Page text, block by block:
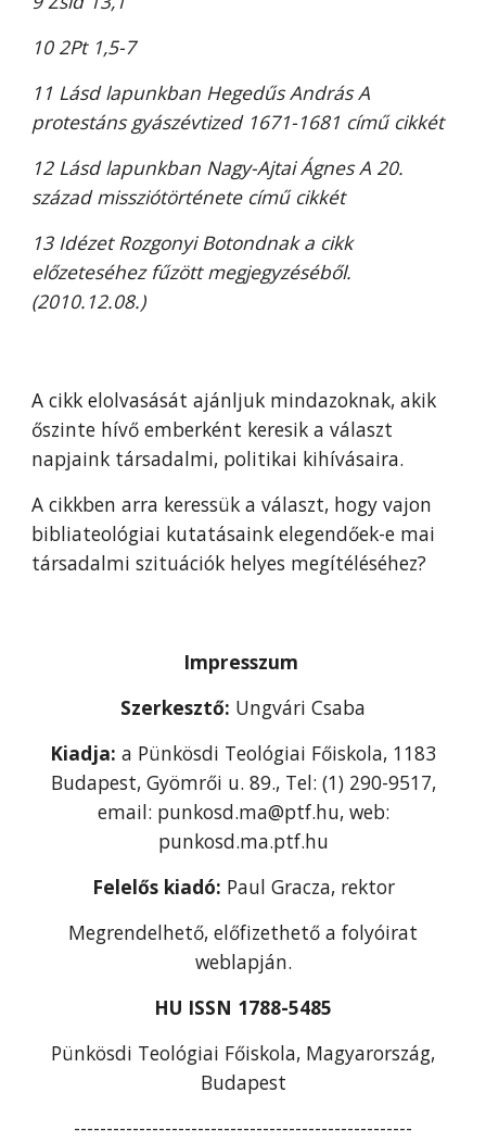
10 2Pt 1,5-7
11 Lásd lapunkban Hegedűs András A
protestáns gyászévtized 1671-1681 című cikkét
12 Lásd lapunkban Nagy-Ajtai Ágnes A 20.
század missziótörténete című cikkét
13 Idézet Rozgonyi Botondnak a cikk
előzeteséhez fűzött megjegyzéséből.
(2010.12.08.)
A cikk elolvasását ajánljuk mindazoknak, akik
őszinte hívő emberként keresik a választ
napjaink társadalmi, politikai kihívásaira.
A cikkben arra keressük a választ, hogy vajon
bibliateológiai kutatásaink elegendőek-e mai
társadalmi szituációk helyes megítéléséhez?
Impresszum
Szerkesztő: Ungvári Csaba
Kiadja: a Pünkösdi Teológiai Főiskola, 1183
Budapest, Gyömrői u. 89., Tel: (1) 290-9517,
email: punkosd.ma@ptf.hu, web:
punkosd.ma.ptf.hu
Felelős kiadó: Paul Gracza, rektor
Megrendelhető, előfizethető a folyóirat
weblapján.
HU ISSN 1788-5485
Pünkösdi Teológiai Főiskola, Magyarország,
Budapest
----------------------------------------------------